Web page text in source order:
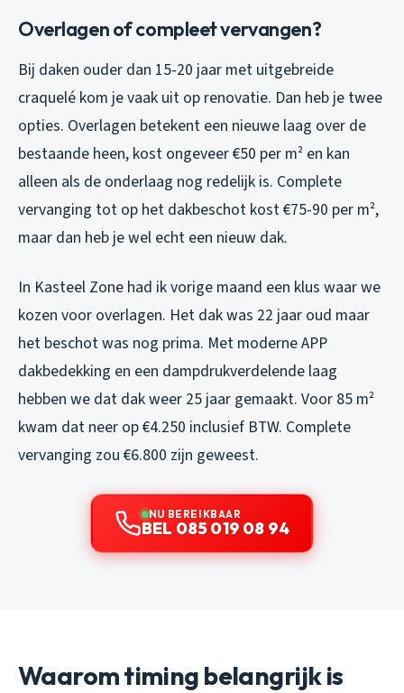
Overlagen of compleet vervangen?
Bij daken ouder dan 15-20 jaar met uitgebreide
craquelé kom je vaak uit op renovatie. Dan heb je twee
opties. Overlagen betekent een nieuwe laag over de
bestaande heen, kost ongeveer €50 per m² en kan
alleen als de onderlaag nog redelijk is. Complete
vervanging tot op het dakbeschot kost €75-90 per m²,
maar dan heb je wel echt een nieuw dak.
In Kasteel Zone had ik vorige maand een klus waar we
kozen voor overlagen. Het dak was 22 jaar oud maar
het beschot was nog prima. Met moderne APP
dakbedekking en een dampdrukverdelende laag
hebben we dat dak weer 25 jaar gemaakt. Voor 85 m²
kwam dat neer op €4.250 inclusief BTW. Complete
vervanging zou €6.800 zijn geweest.
NU BEREIKBAAR
BEL 085 019 08 94
Waarom timing belangrijk is